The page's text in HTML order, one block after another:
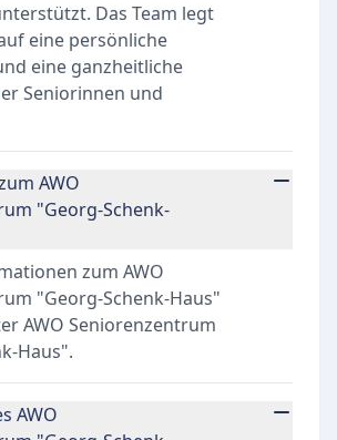
Das Team legt
eine persönliche
eine ganzheitliche
Seniorinnen und
AWO
"Georg-Schenk-
zum AWO
"Georg-Schenk-Haus"
AWO Seniorenzentrum
Haus".
AWO